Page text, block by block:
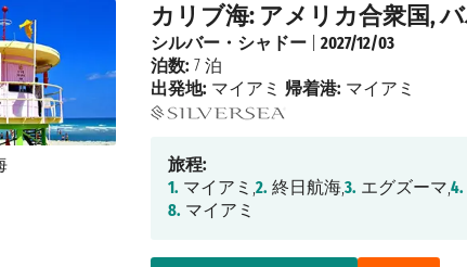
カリブ海: アメリカ合衆国,
シルバー・シャドー |2027/12/03
泊数: 7 泊
出発地: マイアミ 帰着港: マイアミ
旅程:
1. マイアミ,2. 終日航海,3. エグズーマ,4.
8. マイアミ